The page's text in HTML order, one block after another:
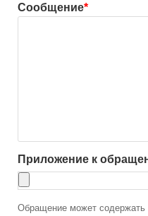
Сообщение*
Приложение к
Обращение может